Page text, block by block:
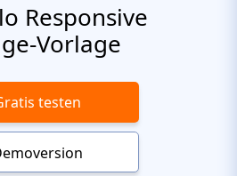
Responsive
Vorlage
testen